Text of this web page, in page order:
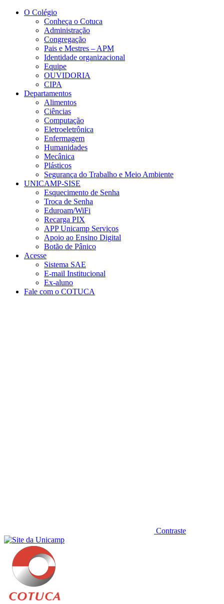
Conteúdo principal
O Colégio
Conheça o Cotuca
Administração
Congregação
Pais e Mestres – APM
Identidade organizacional
Equipe
OUVIDORIA
CIPA
Departamentos
Alimentos
Ciências
Computação
Eletroeletrônica
Enfermagem
Humanidades
Mecânica
Plásticos
Segurança do Trabalho e Meio Ambiente
UNICAMP-SISE
Esquecimento de Senha
Troca de Senha
Eduroam/WiFi
Recarga PIX
APP Unicamp Serviços
Apoio ao Ensino Digital
Botão de Pânico
Acesse
Sistema SAE
E-mail Institucional
Ex-aluno
Fale com o COTUCA
Contraste